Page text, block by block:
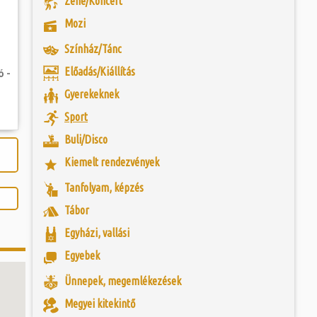
1968-ban
(1903-1975),
főorvos, aki
közönségének
A főorvos
szenvedéllyel
egyben
a
A találkozó
játékkal és
a lépést a
Mozi
Színház/Tánc
Előadás/Kiállítás
Gyerekeknek
Sport
Buli/Disco
Kiemelt rendezvények
Tanfolyam, képzés
Tábor
Egyházi, vallási
Egyebek
Ünnepek, megemlékezések
Megyei kitekintő
-